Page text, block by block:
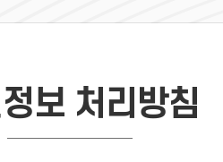
보 처리방침